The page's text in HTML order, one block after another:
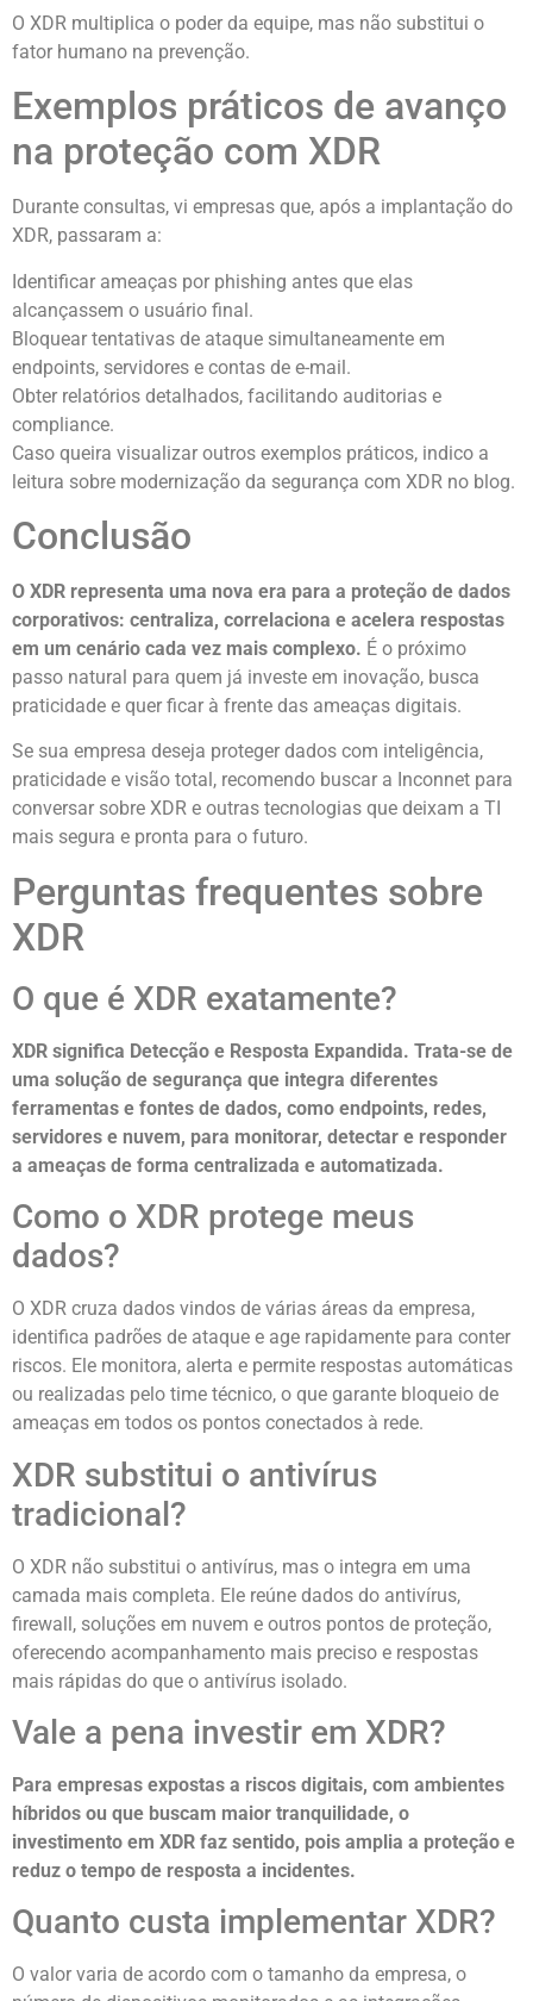
O XDR multiplica o poder da equipe, mas não substitui o
fator humano na prevenção.
Exemplos práticos de avanço
na proteção com XDR
Durante consultas, vi empresas que, após a implantação do
XDR, passaram a:
Identificar ameaças por phishing antes que elas
alcançassem o usuário final.
Bloquear tentativas de ataque simultaneamente em
endpoints, servidores e contas de e-mail.
Obter relatórios detalhados, facilitando auditorias e
compliance.
Caso queira visualizar outros exemplos práticos, indico a
leitura sobre modernização da segurança com XDR no blog.
Conclusão
O XDR representa uma nova era para a proteção de dados
corporativos: centraliza, correlaciona e acelera respostas
em um cenário cada vez mais complexo. É o próximo
passo natural para quem já investe em inovação, busca
praticidade e quer ficar à frente das ameaças digitais.
Se sua empresa deseja proteger dados com inteligência,
praticidade e visão total, recomendo buscar a Inconnet para
conversar sobre XDR e outras tecnologias que deixam a TI
mais segura e pronta para o futuro.
Perguntas frequentes sobre
XDR
O que é XDR exatamente?
XDR significa Detecção e Resposta Expandida. Trata-se de
uma solução de segurança que integra diferentes
ferramentas e fontes de dados, como endpoints, redes,
servidores e nuvem, para monitorar, detectar e responder
a ameaças de forma centralizada e automatizada.
Como o XDR protege meus
dados?
O XDR cruza dados vindos de várias áreas da empresa,
identifica padrões de ataque e age rapidamente para conter
riscos. Ele monitora, alerta e permite respostas automáticas
ou realizadas pelo time técnico, o que garante bloqueio de
ameaças em todos os pontos conectados à rede.
XDR substitui o antivírus
tradicional?
O XDR não substitui o antivírus, mas o integra em uma
camada mais completa. Ele reúne dados do antivírus,
firewall, soluções em nuvem e outros pontos de proteção,
oferecendo acompanhamento mais preciso e respostas
mais rápidas do que o antivírus isolado.
Vale a pena investir em XDR?
Para empresas expostas a riscos digitais, com ambientes
híbridos ou que buscam maior tranquilidade, o
investimento em XDR faz sentido, pois amplia a proteção e
reduz o tempo de resposta a incidentes.
Quanto custa implementar XDR?
O valor varia de acordo com o tamanho da empresa, o